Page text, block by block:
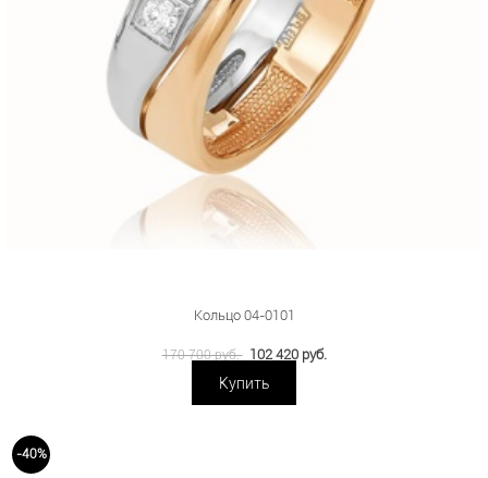
Кольцо 04-0101
170 700 руб. 102 420 руб.
Купить
-40%